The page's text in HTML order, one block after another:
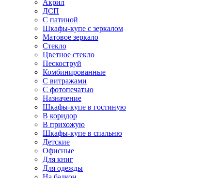
Акрил
ДСП
С патиной
Шкафы-купе с зеркалом
Матовое зеркало
Стекло
Цветное стекло
Пескоструй
Комбинированные
С витражами
С фотопечатью
Назначение
Шкафы-купе в гостиную
В коридор
В прихожую
Шкафы-купе в спальню
Детские
Офисные
Для книг
Для одежды